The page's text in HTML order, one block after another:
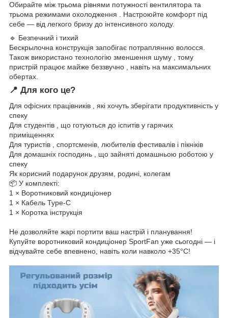
Обирайте між трьома рівнями потужності вентилятора та
трьома режимами охолодження . Настроюйте комфорт під
себе — від легкого бризу до інтенсивного холоду.
🔹 Безпечний і тихий
Бескрылочна конструкція запобігає потраплянню волосся.
Також використано технологію зменшення шуму , тому
пристрій працює майже беззвучно , навіть на максимальних
обертах.
📍 Для кого це?
Для офісних працівників , які хочуть зберігати продуктивність у
спеку
Для студентів , що готуються до іспитів у гарячих
приміщеннях
Для туристів , спортсменів, любителів фестивалів і пікніків
Для домашніх господинь , що зайняті домашньою роботою у
спеку
Як корисний подарунок друзям, родині, колегам
📦 У комплекті:
1 × Воротниковий кондиціонер
1 × Кабель Type-C
1 × Коротка інструкція
Не дозволяйте жарі портити ваш настрій і планування!
Купуйте воротниковий кондиціонер SportFan уже сьогодні — і
відчувайте себе впевнено, навіть коли навколо +35°C!